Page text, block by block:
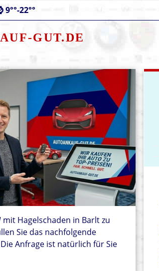
9°°-22°°
GUT.DE
mit Hagelschaden in Barlt zu
Sie das nachfolgende
Anfrage ist natürlich für Sie